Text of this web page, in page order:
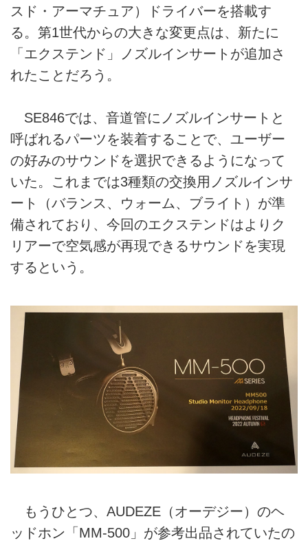
スド・アーマチュア）ドライバーを搭載す
る。第1世代からの大きな変更点は、新たに
「エクステンド」ノズルインサートが追加さ
れたことだろう。
SE846では、音道管にノズルインサートと
呼ばれるパーツを装着することで、ユーザー
の好みのサウンドを選択できるようになって
いた。これまでは3種類の交換用ノズルインサ
ート（バランス、ウォーム、ブライト）が準
備されており、今回のエクステンドはよりク
リアーで空気感が再現できるサウンドを実現
するという。
もうひとつ、AUDEZE（オーデジー）のヘ
ッドホン「MM-500」が参考出品されていたの